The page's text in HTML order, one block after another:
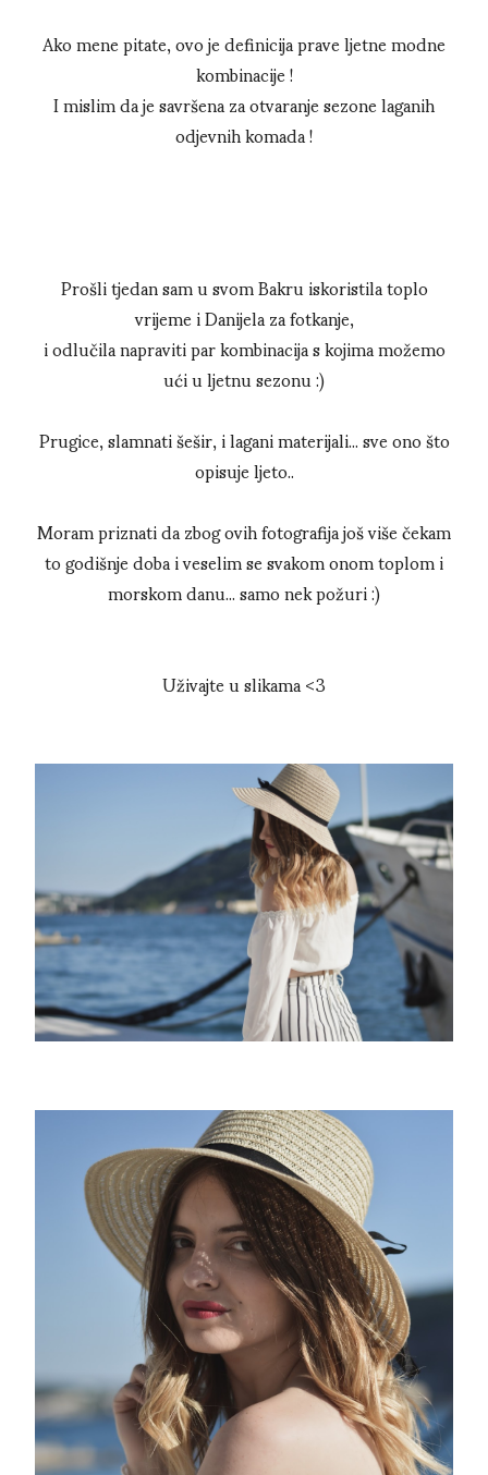
Ako mene pitate, ovo je definicija prave ljetne modne
kombinacije !
I mislim da je savršena za otvaranje sezone laganih
odjevnih komada !
Prošli tjedan sam u svom Bakru iskoristila toplo
vrijeme i Danijela za fotkanje,
i odlučila napraviti par kombinacija s kojima možemo
ući u ljetnu sezonu :)
Prugice, slamnati šešir, i lagani materijali... sve ono što
opisuje ljeto..
Moram priznati da zbog ovih fotografija još više čekam
to godišnje doba i veselim se svakom onom toplom i
morskom danu... samo nek požuri :)
Uživajte u slikama <3